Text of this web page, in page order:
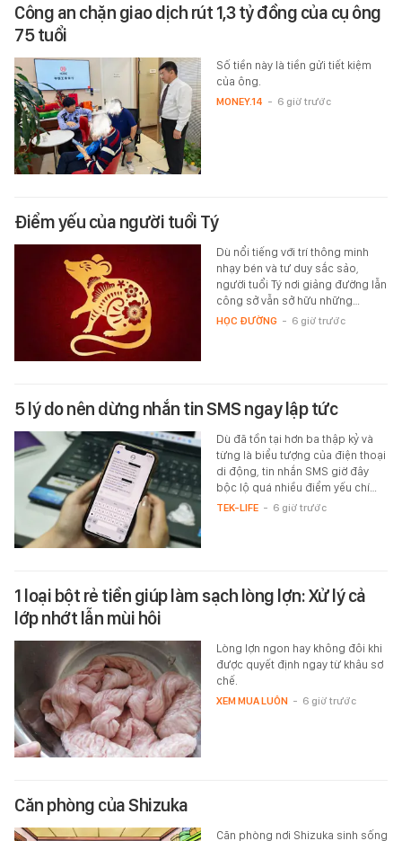
Công an chặn giao dịch rút 1,3 tỷ đồng của cụ ông
75 tuổi
Số tiền này là tiền gửi tiết kiệm
của ông.
MONEY.14 - 6 giờ trước
Điểm yếu của người tuổi Tý
Dù nổi tiếng với trí thông minh
nhạy bén và tư duy sắc sảo,
người tuổi Tý nơi giảng đường lẫn
công sở vẫn sở hữu những…
HỌC ĐƯỜNG - 6 giờ trước
5 lý do nên dừng nhắn tin SMS ngay lập tức
Dù đã tồn tại hơn ba thập kỷ và
từng là biểu tượng của điện thoại
di động, tin nhắn SMS giờ đây
bộc lộ quá nhiều điểm yếu chí…
TEK-LIFE - 6 giờ trước
1 loại bột rẻ tiền giúp làm sạch lòng lợn: Xử lý cả
lớp nhớt lẫn mùi hôi
Lòng lợn ngon hay không đôi khi
được quyết định ngay từ khâu sơ
chế.
XEM MUA LUÔN - 6 giờ trước
Căn phòng của Shizuka
Căn phòng nơi Shizuka sinh sống